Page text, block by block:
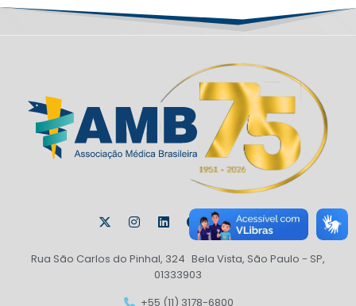
Rua São Carlos do Pinhal, 324 Bela Vista, São Paulo - SP,
01333903
+55 (11) 3178-6800